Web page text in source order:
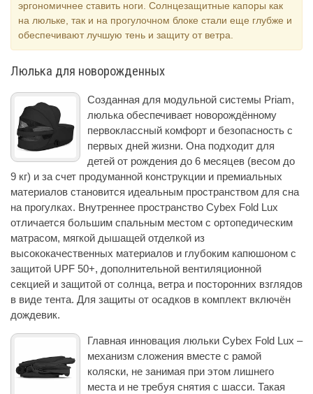
эргономичнее ставить ноги. Солнцезащитные капоры как
на люльке, так и на прогулочном блоке стали еще глубже и
обеспечивают лучшую тень и защиту от ветра.
Люлька для новорожденных
Созданная для модульной системы Priam,
люлька обеспечивает новорождённому
первоклассный комфорт и безопасность с
первых дней жизни. Она подходит для
детей от рождения до 6 месяцев (весом до
9 кг) и за счет продуманной конструкции и премиальных
материалов становится идеальным пространством для сна
на прогулках. Внутреннее пространство Cybex Fold Lux
отличается большим спальным местом с ортопедическим
матрасом, мягкой дышащей отделкой из
высококачественных материалов и глубоким капюшоном с
защитой UPF 50+, дополнительной вентиляционной
секцией и защитой от солнца, ветра и посторонних взглядов
в виде тента. Для защиты от осадков в комплект включён
дождевик.
Главная инновация люльки Cybex Fold Lux –
механизм сложения вместе с рамой
коляски, не занимая при этом лишнего
места и не требуя снятия с шасси. Такая